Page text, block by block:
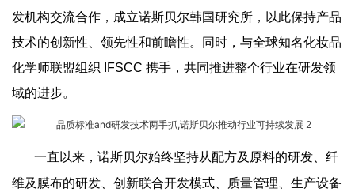
发机构交流合作，成立诺斯贝尔韩国研究所，以此保持产品
技术的创新性、领先性和前瞻性。同时，与全球知名化妆品
化学师联盟组织 IFSCC 携手，共同推进整个行业在研发领
域的进步。
一直以来，诺斯贝尔始终坚持从配方及原料的研发、纤
维及膜布的研发、创新联合开发模式、质量管理、生产设备